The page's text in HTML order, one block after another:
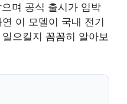
며 공식 출시가 임박
이 모델이 국내 전기
으킬지 꼼꼼히 알아보